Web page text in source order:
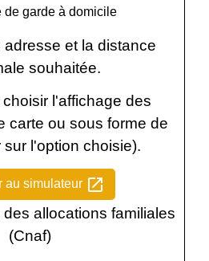
de garde à domicile
adresse et la distance
souhaitée.
l'affichage des
carte ou sous forme de
sur l'option choisie).
au simulateur open_in_new
allocations familiales
(Cnaf)